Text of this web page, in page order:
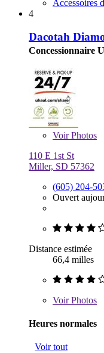
Accessoires
4
Dacotah
Concessionnaire
VoirPhotos
110 E 1st St
Miller, SD 57362
(605) 204-
Ouvert
Distance estimée
66,4 milles
VoirPhotos
Heures normales
Voir tout